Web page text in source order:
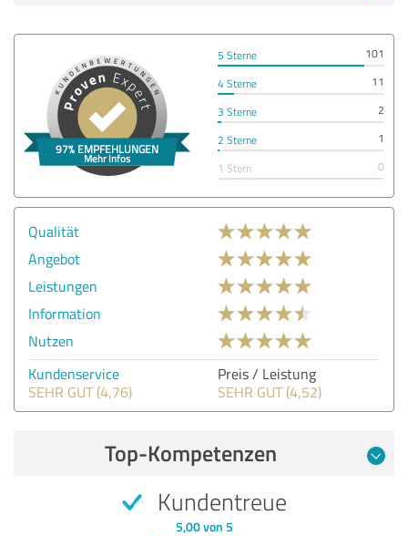
5 Sterne
101
4 Sterne
11
3 Sterne
2
2 Sterne
1
1 Stern
0
Qualität
Angebot
Leistungen
Information
Nutzen
Kundenservice
SEHR GUT (4,76)
Preis / Leistung
SEHR GUT (4,52)
Top-Kompetenzen
Kundentreue
5,00 von 5